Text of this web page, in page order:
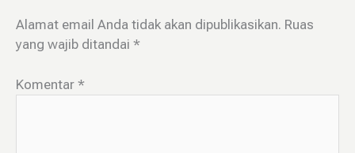
Alamat email Anda tidak akan dipublikasikan. Ruas
yang wajib ditandai *
Komentar *